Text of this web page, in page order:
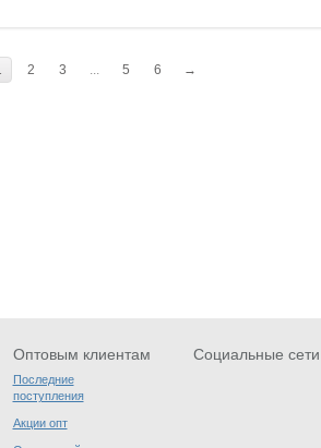
2 3 ... 5 6 →
Оптовым клиентам
Последние
поступления
Акции опт
Социальные сети